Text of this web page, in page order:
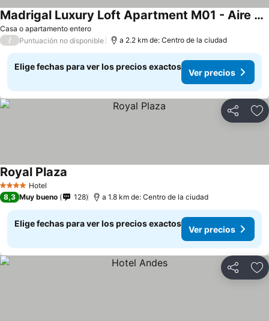
Casa o apartamento entero
Madrigal Luxury Loft Apartment M01 - Aire Acondicionado
/ Puntuación no disponible a 2.2 km de: Centro de la ciudad
Elige fechas para ver los precios exactos
Ver precios
Compartir
4 EstrellasHotel
Royal Plaza
8,3 Muy bueno 128 a 1.8 km de: Centro de la ciudad
Elige fechas para ver los precios exactos
Ver precios
Compartir